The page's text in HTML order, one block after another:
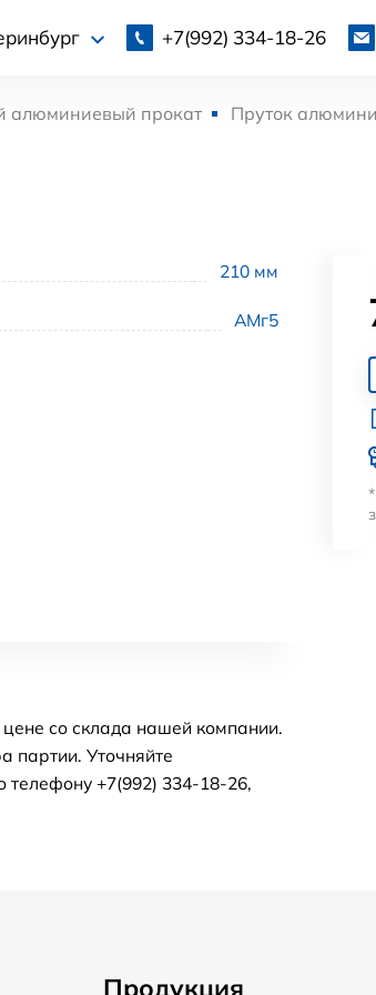
+7(992) 334-18-26
алюминиевый прокат
Пруток
210 мм
АМг5
со склада нашей компании.
партии. Уточняйте
телефону +7(992) 334-18-26,
Продукция